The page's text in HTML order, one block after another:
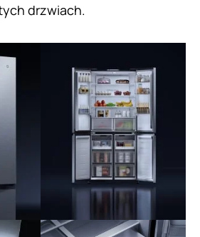
drzwiach.